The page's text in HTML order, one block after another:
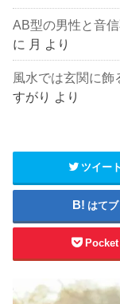
AB型の男性と音
に 月 より
風水では玄関に飾
すがり
より
ツイート
はてブ
Pocket